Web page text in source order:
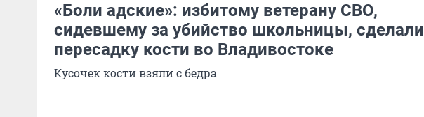
«Боли адские»: избитому ветерану СВО,
сидевшему за убийство школьницы, сделали
пересадку кости во Владивостоке
Кусочек кости взяли с бедра